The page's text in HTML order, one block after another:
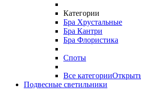
Категории
Бра Хрустальные
Бра Кантри
Бра Флористика
Споты
Все категории
Подвесные светильники